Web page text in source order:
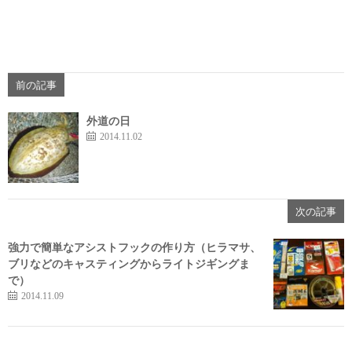
前の記事
外道の日
2014.11.02
次の記事
強力で簡単なアシストフックの作り方（ヒラマサ、
ブリなどのキャスティングからライトジギングま
で）
2014.11.09